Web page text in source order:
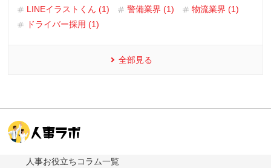
LINEイラストくん (1)
警備業界 (1)
物流業界 (1)
ドライバー採用 (1)
全部見る
人事お役立ちコラム一覧